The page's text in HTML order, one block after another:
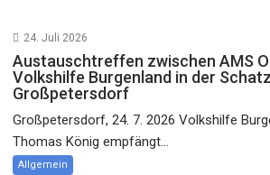
24. Juli 2026
Austauschtreffen zwischen AMS
Volkshilfe Burgenland in der
Großpetersdorf
Großpetersdorf, 24. 7. 2026 Volkshilfe
Thomas König empfängt...
Allgemein